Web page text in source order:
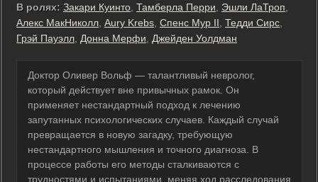
В ролях: Закари Куинто Тамберла Перри Эшли ЛаТроп
Алекс МакНиколл Aury Krebs Спенс Мур II Тедди Сирс
Грэй Пауэлл Донна Мерфи Джейден Уолдман
Доктор Оливер Вольф — талантливый невролог,
который действует вне привычных рамок. Он
применяет нестандартный подход к лечению
запутанных психологических случаев. Каждый случай
превращается в новую загадку, требующую
нестандартного мышления и точного диагноза. В
процессе работы его методы сталкиваются с
трудностями и испытаниями, меняя ход расследования